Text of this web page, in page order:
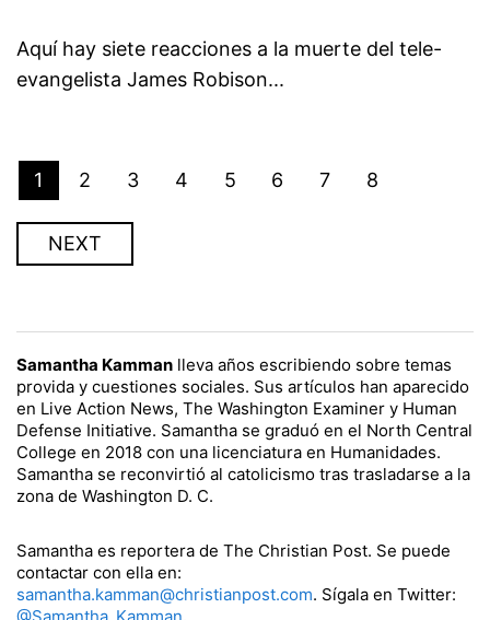
Aquí hay siete reacciones a la muerte del tele-
evangelista James Robison...
1 2 3 4 5 6 7 8
NEXT
Samantha Kamman lleva años escribiendo sobre temas
provida y cuestiones sociales. Sus artículos han aparecido
en Live Action News, The Washington Examiner y Human
Defense Initiative. Samantha se graduó en el North Central
College en 2018 con una licenciatura en Humanidades.
Samantha se reconvirtió al catolicismo tras trasladarse a la
zona de Washington D. C.
Samantha es reportera de The Christian Post. Se puede
contactar con ella en:
samantha.kamman@christianpost.com. Sígala en Twitter:
@Samantha_Kamman.